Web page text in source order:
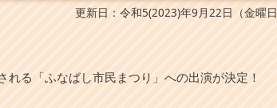
更新日：令和5(2023)年9月22日（金曜日
る「ふなばし市民まつり」への出演が決定！